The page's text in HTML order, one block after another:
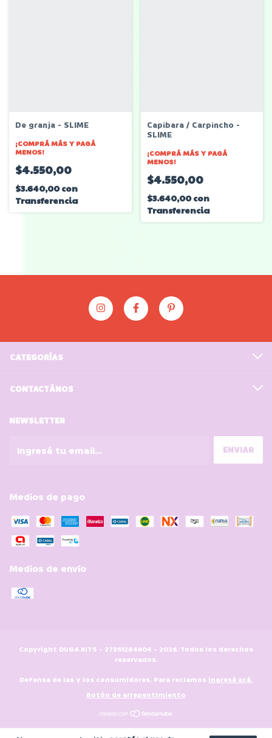
De granja - SLIME
¡COMPRÁ MÁS Y PAGÁ
MENOS!
$4.550,00
$3.640,00con
Transferencia
Capibara / Carpincho -
SLIME
¡COMPRÁ MÁS Y PAGÁ
MENOS!
$4.550,00
$3.640,00con
Transferencia
CATEGORÍAS
CONTACTÁNOS
NEWSLETTER
Medios de pago
Medios de envío
Copyright DUGA KITS - 27351284604 - 2026. Todos los derechos
reservados.
Defensa de las y los consumidores. Para reclamos ingresá acá.
Botón de arrepentimiento